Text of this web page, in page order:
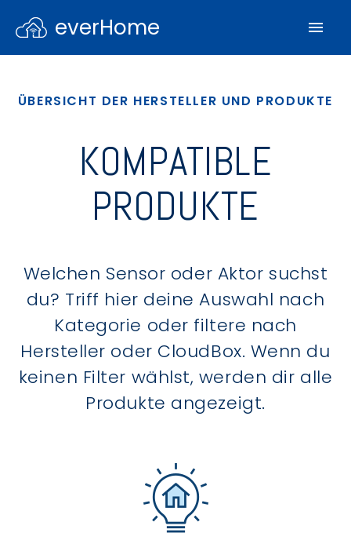
everHome
ÜBERSICHT DER HERSTELLER UND PRODUKTE
KOMPATIBLE
PRODUKTE
Welchen Sensor oder Aktor suchst
du? Triff hier deine Auswahl nach
Kategorie oder filtere nach
Hersteller oder CloudBox. Wenn du
keinen Filter wählst, werden dir alle
Produkte angezeigt.